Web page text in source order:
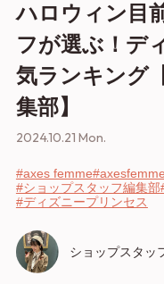
ハロウィン目
フが選ぶ！デ
気ランキング
集部】
2024.10.21 Mon.
#axes femme
#ショップスタッフ編集部
#ディズニープリンセス
ショップスタッ